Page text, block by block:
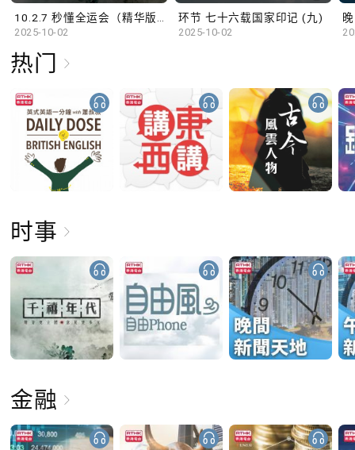
2025-10-02
环节 七十六载国家印记 (九)
2025-10-02
热门
时事
金融